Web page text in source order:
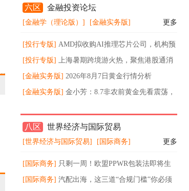
是什么怎么解决
六区 金融投资论坛
[金融学（理论版）] [金融实务版] 更多
[投行专版] AMD拟收购AI推理芯片公司，机构预
计28年全球半导体设备市场规模超2900亿美元
[投行专版] 上海暑期跨境游火热，聚焦港股通消
费ETF华夏（513230）低位布局窗口
[金融实务版] 2026年8月7日黄金行情分析
[金融实务版] 金小芳：8.7非农前黄金先看震荡，
八区 世界经济与国际贸易
[世界经济与国际贸易] [国际商务] 更多
[国际商务] 只剩一周！欧盟PPWR包装法即将生
效
[国际商务] 汽配出海，这三道“合规门槛”你必须